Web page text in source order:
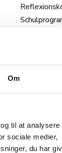
Om
til at analysere
sociale medier,
du har